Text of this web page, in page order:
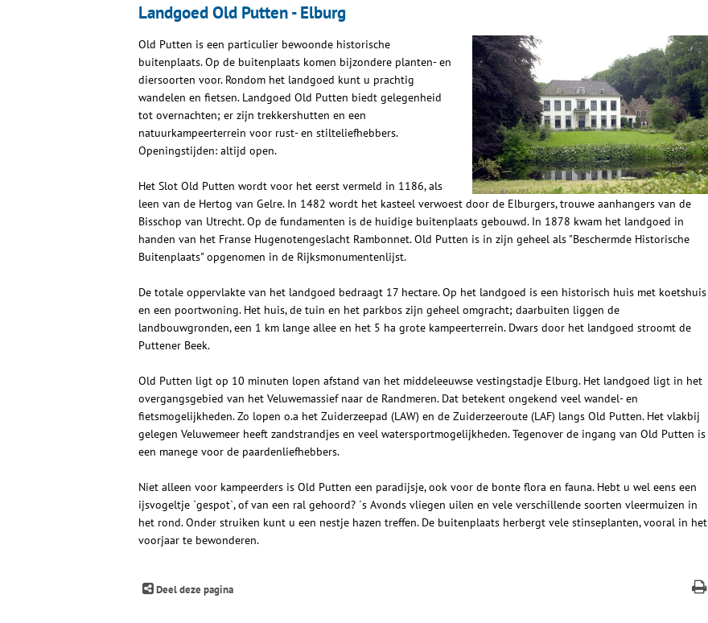
Landgoed Old Putten - Elburg
Old Putten is een particulier bewoonde historische
buitenplaats. Op de buitenplaats komen bijzondere planten- en
diersoorten voor. Rondom het landgoed kunt u prachtig
wandelen en fietsen. Landgoed Old Putten biedt gelegenheid
tot overnachten; er zijn trekkershutten en een
natuurkampeerterrein voor rust- en stilteliefhebbers.
Openingstijden: altijd open.
Het Slot Old Putten wordt voor het eerst vermeld in 1186, als
leen van de Hertog van Gelre. In 1482 wordt het kasteel verwoest door de Elburgers, trouwe aanhangers van de
Bisschop van Utrecht. Op de fundamenten is de huidige buitenplaats gebouwd. In 1878 kwam het landgoed in
handen van het Franse Hugenotengeslacht Rambonnet. Old Putten is in zijn geheel als "Beschermde Historische
Buitenplaats" opgenomen in de Rijksmonumentenlijst.
De totale oppervlakte van het landgoed bedraagt 17 hectare. Op het landgoed is een historisch huis met koetshuis
en een poortwoning. Het huis, de tuin en het parkbos zijn geheel omgracht; daarbuiten liggen de
landbouwgronden, een 1 km lange allee en het 5 ha grote kampeerterrein. Dwars door het landgoed stroomt de
Puttener Beek.
Old Putten ligt op 10 minuten lopen afstand van het middeleeuwse vestingstadje Elburg. Het landgoed ligt in het
overgangsgebied van het Veluwemassief naar de Randmeren. Dat betekent ongekend veel wandel- en
fietsmogelijkheden. Zo lopen o.a het Zuiderzeepad (LAW) en de Zuiderzeeroute (LAF) langs Old Putten. Het vlakbij
gelegen Veluwemeer heeft zandstrandjes en veel watersportmogelijkheden. Tegenover de ingang van Old Putten is
een manege voor de paardenliefhebbers.
Niet alleen voor kampeerders is Old Putten een paradijsje, ook voor de bonte flora en fauna. Hebt u wel eens een
ijsvogeltje `gespot`, of van een ral gehoord? ´s Avonds vliegen uilen en vele verschillende soorten vleermuizen in
het rond. Onder struiken kunt u een nestje hazen treffen. De buitenplaats herbergt vele stinseplanten, vooral in het
voorjaar te bewonderen.
Deel deze pagina